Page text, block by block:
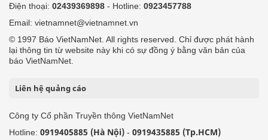
Điện thoại: 02439369898 - Hotline: 0923457788
Email: vietnamnet@vietnamnet.vn
© 1997 Báo VietNamNet. All rights reserved. Chỉ được phát hành
lại thông tin từ website này khi có sự đồng ý bằng văn bản của
báo VietNamNet.
Liên hệ quảng cáo
Công ty Cổ phần Truyền thông VietNamNet
Hotline: 0919405885 (Hà Nội) - 0919435885 (Tp.HCM)